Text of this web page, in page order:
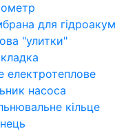
для
"улитки"
електротеплове
насоса
кільце